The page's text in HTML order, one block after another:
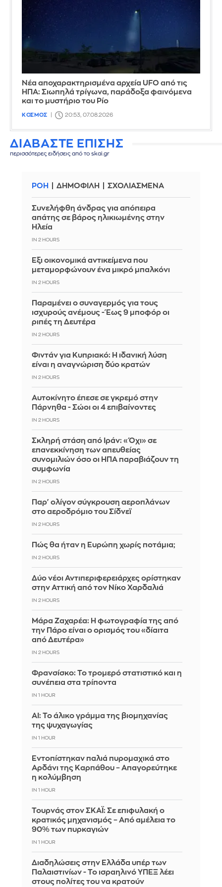
Νέα αποχαρακτηρισμένα αρχεία UFO από τις
ΗΠΑ: Σιωπηλά τρίγωνα, παράδοξα φαινόμενα
και το μυστήριο του Ρίο
ΚΟΣΜΟΣ 20:53, 07.08.2026
ΔΙΑΒΑΣΤΕ ΕΠΙΣΗΣ
περισσότερες ειδήσεις από το skai.gr
ΡΟΗ ΔΗΜΟΦΙΛΗ ΣΧΟΛΙΑΣΜΕΝΑ
Συνελήφθη άνδρας για απόπειρα
απάτης σε βάρος ηλικιωμένης στην
Ηλεία
IN 2 HOURS
Έξι οικονομικά αντικείμενα που
μεταμορφώνουν ένα μικρό μπαλκόνι
IN 2 HOURS
Παραμένει ο συναγερμός για τους
ισχυρούς ανέμους - Έως 9 μποφόρ οι
ριπές τη Δευτέρα
IN 2 HOURS
Φιντάν για Κυπριακό: Η ιδανική λύση
είναι η αναγνώριση δύο κρατών
IN 2 HOURS
Αυτοκίνητο έπεσε σε γκρεμό στην
Πάρνηθα - Σώοι οι 4 επιβαίνοντες
IN 2 HOURS
Σκληρή στάση από Ιράν: «Όχι» σε
επανεκκίνηση των απευθείας
συνομιλιών όσο οι ΗΠΑ παραβιάζουν τη
συμφωνία
IN 2 HOURS
Παρ' ολίγον σύγκρουση αεροπλάνων
στο αεροδρόμιο του Σίδνεϊ
IN 2 HOURS
Πώς θα ήταν η Ευρώπη χωρίς ποτάμια;
IN 2 HOURS
Δύο νέοι Αντιπεριφερειάρχες ορίστηκαν
στην Αττική από τον Νίκο Χαρδαλιά
IN 2 HOURS
Μάρα Ζαχαρέα: Η φωτογραφία της από
την Πάρο είναι ο ορισμός του «δίαιτα
από Δευτέρα»
IN 2 HOURS
Φρανσίσκο: Το τρομερό στατιστικό και η
συνέπεια στα τρίποντα
IN 1 HOUR
AI: Το άλικο γράμμα της βιομηχανίας
της ψυχαγωγίας
IN 1 HOUR
Εντοπίστηκαν παλιά πυρομαχικά στο
Αρδάνι της Καρπάθου – Απαγορεύτηκε
η κολύμβηση
IN 1 HOUR
Τουρνάς στον ΣΚΑΪ: Σε επιφυλακή ο
κρατικός μηχανισμός – Από αμέλεια το
90% των πυρκαγιών
IN 1 HOUR
Διαδηλώσεις στην Ελλάδα υπέρ των
Παλαιστινίων - Το ισραηλινό ΥΠΕΞ λέει
στους πολίτες του να κρατούν